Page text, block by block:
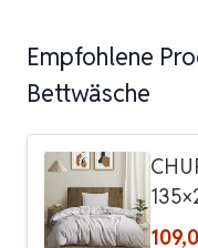
Empfohlene
Bettwäsche